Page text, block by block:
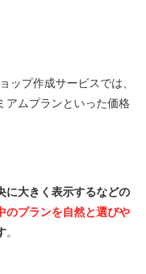
ップ作成サービスでは、
アムプランといった価格
に大きく表示するなどの
のプランを自然と選びや
。